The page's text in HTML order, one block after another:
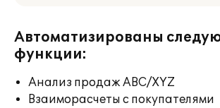
Автоматизированы
функции:
Анализ продаж ABC/XYZ
Взаиморасчеты с покупателями